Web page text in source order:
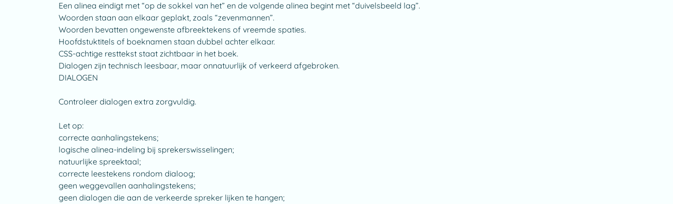
Een alinea eindigt met “op de sokkel van het” en de volgende alinea begint met “duivelsbeeld lag”.
Woorden staan aan elkaar geplakt, zoals “zevenmannen”.
Woorden bevatten ongewenste afbreektekens of vreemde spaties.
Hoofdstuktitels of boeknamen staan dubbel achter elkaar.
CSS-achtige resttekst staat zichtbaar in het boek.
Dialogen zijn technisch leesbaar, maar onnatuurlijk of verkeerd afgebroken.
DIALOGEN
Controleer dialogen extra zorgvuldig.
Let op:
correcte aanhalingstekens;
logische alinea-indeling bij sprekerswisselingen;
natuurlijke spreektaal;
correcte leestekens rondom dialoog;
geen weggevallen aanhalingstekens;
geen dialogen die aan de verkeerde spreker lijken te hangen;